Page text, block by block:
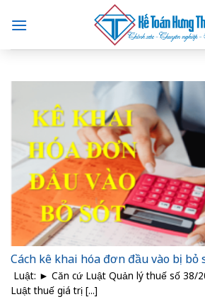
content
Cách kê khai hóa đơn đầu vào bị bỏ
Luật: ► Căn cứ Luật Quản lý thuế số 38/
Luật thuế giá trị [...]